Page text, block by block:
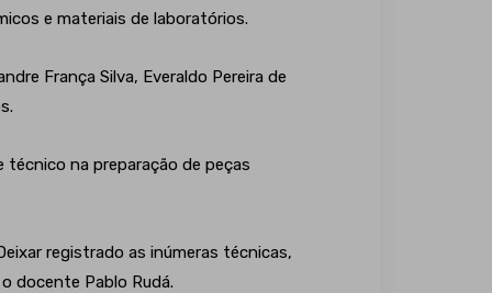
e materiais de laboratórios.
França Silva, Everaldo Pereira de
técnico na preparação de peças
registrado as inúmeras técnicas,
docente Pablo Rudá.